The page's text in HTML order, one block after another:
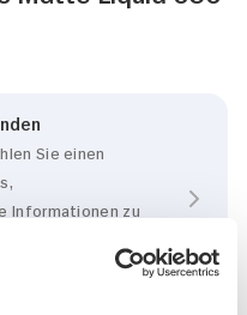
Sie einen
Informationen zu